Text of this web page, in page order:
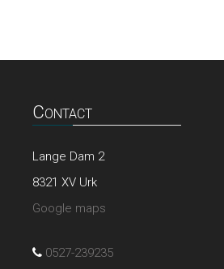
Contact
Lange Dam 2
8321 XV Urk
Google maps
0527-239235